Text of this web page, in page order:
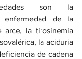
son la
enfermedad de la
arce, la tirosinemia
la aciduria
de cadena